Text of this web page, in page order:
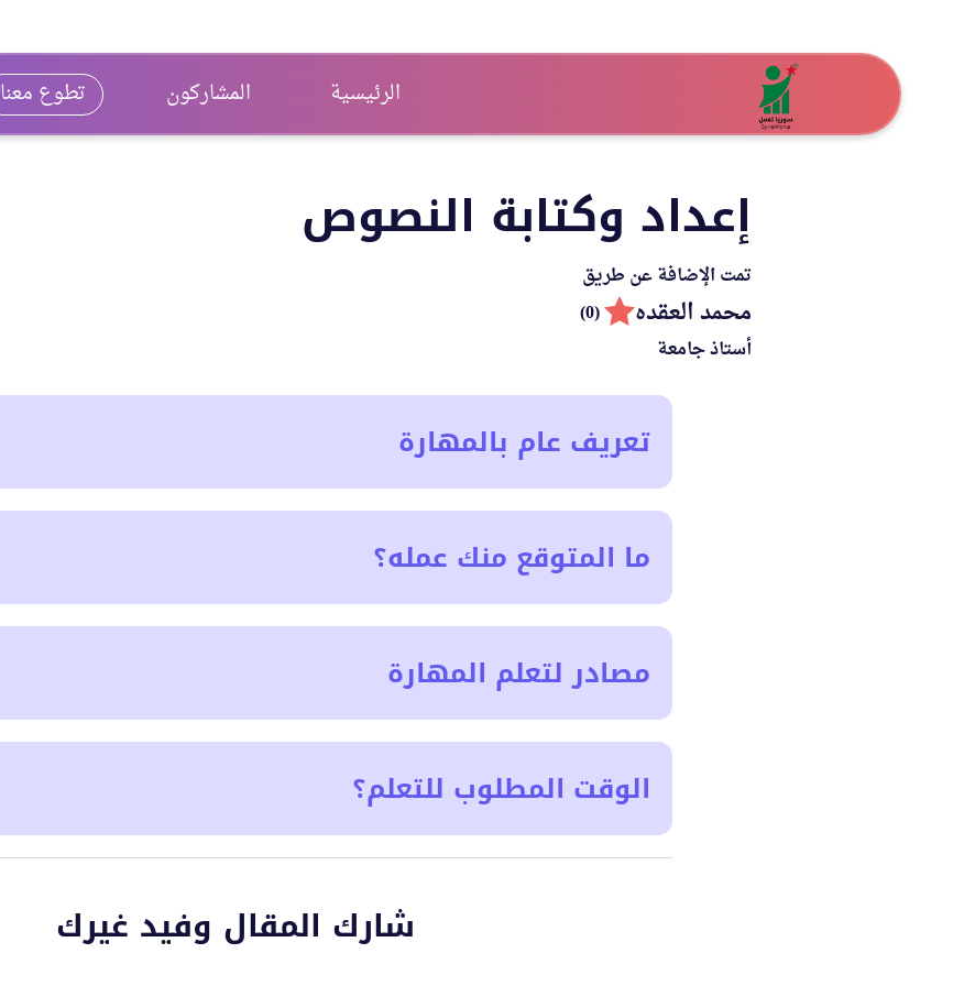
الرئيسية المشاركون تطوع معنا
إعداد وكتابة النصوص
تمت الإضافة عن طريق
محمد العقده
(0)
أستاذ جامعة
تعريف عام بالمهارة
ما المتوقع منك عمله؟
مصادر لتعلم المهارة
الوقت المطلوب للتعلم؟
شارك المقال وفيد غيرك